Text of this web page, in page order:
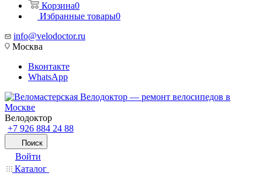
Корзина0
Избранные товары0
info@velodoctor.ru
Москва
Вконтакте
WhatsApp
Велодоктор
+7 926 884 24 88
Поиск
Войти
Каталог